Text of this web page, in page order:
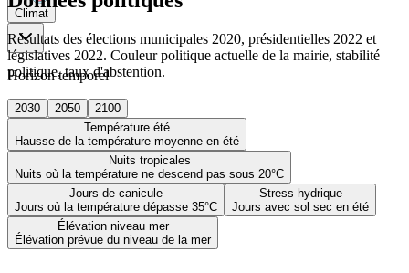
Climat
Horizon temporel
2030 2050
2100
Température été
Hausse de la température moyenne en été
Nuits tropicales
Nuits où la température ne descend pas sous 20°C
Jours de canicule
Jours où la température dépasse 35°C
Stress hydrique
Jours avec sol sec en été
Élévation niveau mer
Élévation prévue du niveau de la mer
Résultats des élections municipales 2020, présidentielles 2022 et
législatives 2022. Couleur politique actuelle de la mairie, stabilité
politique, taux d'abstention.